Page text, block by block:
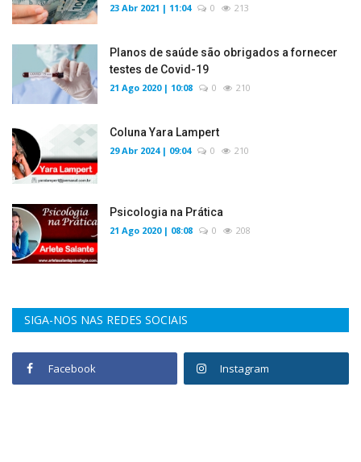
23 Abr 2021 | 11:04 0 213
Planos de saúde são obrigados a fornecer
testes de Covid-19
21 Ago 2020 | 10:08 0 210
Coluna Yara Lampert
29 Abr 2024 | 09:04 0 210
Psicologia na Prática
21 Ago 2020 | 08:08 0 208
SIGA-NOS NAS REDES SOCIAIS
Facebook Instagram